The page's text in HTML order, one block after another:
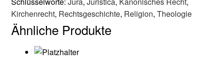
Kirchenrecht, Rechtsgeschichte, Religion, Theologie
Ähnliche Produkte